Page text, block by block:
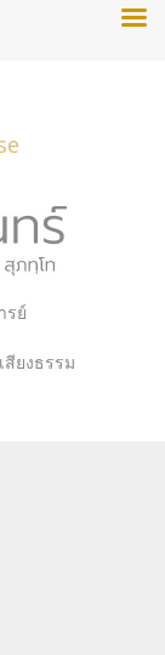
รย์
เสียงธรรม